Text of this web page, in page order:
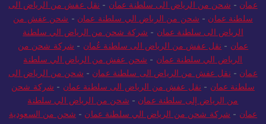
عمان -شحن من الرياض الى سلطنة عمان -نقل عفش من الرياض الى
سلطنة عمان -شحن من الرياض الي سلطنة عمان -شحن عفش من
الرياض الى سلطنة عمان -شركة شحن من الرياض الي سلطنة
عمان -نقل عفش من الرياض الى سلطنة عُمان -شركة شحن من
الرياض الي سلطنة عمان -شحن عفش من الرياض الي سلطنة
عمان -نقل عفش من الرياض الى سلطنة عمان -شحن من الرياض الى
سلطنة عمان - نقل عفش من الرياض الى سلطنة عمان - شركة شحن
من الرياض إلى سلطنة عمان -شحن من الرياض الي سلطنة
عمان - شركة شحن من الرياض الي سلطنة عمان - شحن من السعودية